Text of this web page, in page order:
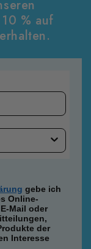
% auf
gebe ich
Online-
Mail oder
der
Interesse